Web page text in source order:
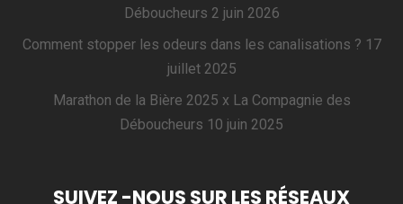
Déboucheurs 2 juin 2026
Comment stopper les odeurs dans les canalisations ? 17
juillet 2025
Marathon de la Bière 2025 x La Compagnie des
Déboucheurs 10 juin 2025
SUIVEZ -NOUS SUR LES RÉSEAUX